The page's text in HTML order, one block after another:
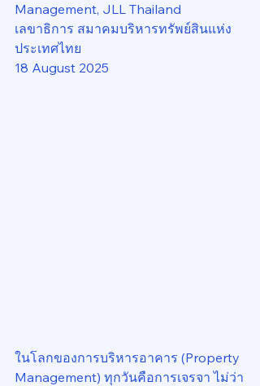
Management, JLL Thailand
เลขาธิการ สมาคมบริหารทรัพย์สินแห่ง
ประเทศไทย
18 August 2025
ในโลกของการบริหารอาคาร (Property
Management) ทุกวันคือการเจรจา ไม่ว่า